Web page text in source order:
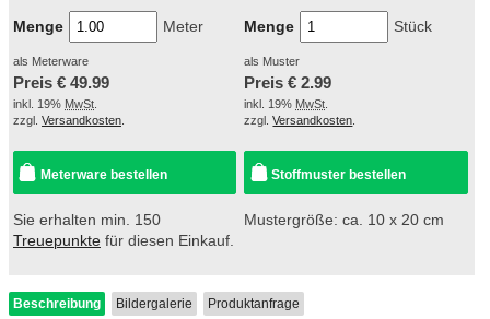
Menge Meter
als Meterware
Preis € 49.99
inkl. 19% MwSt
zzgl. Versandkosten
Meterware bestellen
Sie erhalten min. 150
Treuepunkte für diesen Einkauf.
Menge Stück
als Muster
Preis €2.99
inkl. 19% MwSt
zzgl.Versandkosten
Stoffmuster bestellen
Mustergröße: ca. 10 x 20 cm
Beschreibung Bildergalerie Produktanfrage